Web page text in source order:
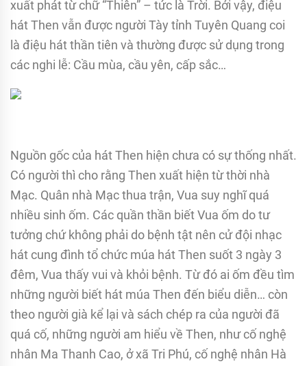
xuất phát từ chữ “Thiên” – tức là Trời. Bởi vậy, điệu
hát Then vẫn được người Tày tỉnh Tuyên Quang coi
là điệu hát thần tiên và thường được sử dụng trong
các nghi lễ: Cầu mùa, cầu yên, cấp sắc…
Nguồn gốc của hát Then hiện chưa có sự thống nhất.
Có người thì cho rằng Then xuất hiện từ thời nhà
Mạc. Quân nhà Mạc thua trận, Vua suy nghĩ quá
nhiều sinh ốm. Các quần thần biết Vua ốm do tư
tưởng chứ không phải do bệnh tật nên cử đội nhạc
hát cung đình tổ chức múa hát Then suốt 3 ngày 3
đêm, Vua thấy vui và khỏi bệnh. Từ đó ai ốm đều tìm
những người biết hát múa Then đến biểu diễn… còn
theo người già kể lại và sách chép ra của người đã
quá cố, những người am hiểu về Then, như cố nghệ
nhân Ma Thanh Cao, ở xã Tri Phú, cố nghệ nhân Hà